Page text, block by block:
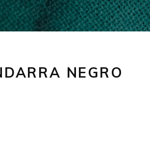
NEGRO